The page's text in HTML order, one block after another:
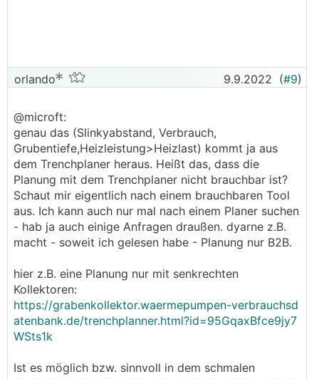
orlando 9.9.2022 (#9)
@microft:
genau das (Slinkyabstand, Verbrauch,
Grubentiefe,Heizleistung>Heizlast) kommt ja aus
dem Trenchplaner heraus. Heißt das, dass die
Planung mit dem Trenchplaner nicht brauchbar ist?
Schaut mir eigentlich nach einem brauchbaren Tool
aus. Ich kann auch nur mal nach einem Planer suchen
- hab ja auch einige Anfragen draußen. dyarne z.B.
macht - soweit ich gelesen habe - Planung nur B2B.
hier z.B. eine Planung nur mit senkrechten
Kollektoren:
https://grabenkollektor.waermepumpen-verbrauchsd
atenbank.de/trenchplanner.html?id=95GqaxBfce9jy7
WSts1k
Ist es möglich bzw. sinnvoll in dem schmalen